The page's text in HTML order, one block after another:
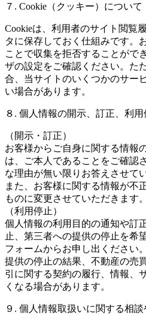
７. Cookie（クッキー）について
Cookieは、利用者のサイト閲覧
タに保存しておく仕組みです。
ことで収集を拒否することがで
ザの設定をご確認ください。た
合、当サイトのいくつかのサー
い場合があります。
８. 個人情報の開示、訂正、利
（開示・訂正）
お客様からご自身に関する情報
は、ご本人であることをご確認
な理由が無い限りお答えさせて
また、お客様に関する情報が不
ものに変更させていただきます。
（利用停止）
個人情報の利用目的の通知や訂
止、第三者への提供の停止を希
フォームからお申し出ください
提供の停止の結果、不動産の売
引に関する契約の履行、情報、
くなる場合があります。
９. 個人情報取扱いに関する相